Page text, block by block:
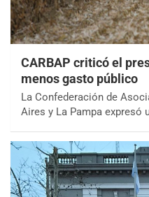
CARBAP criticó el
menos gasto público
La Confederación de
Aires y La Pampa expresó